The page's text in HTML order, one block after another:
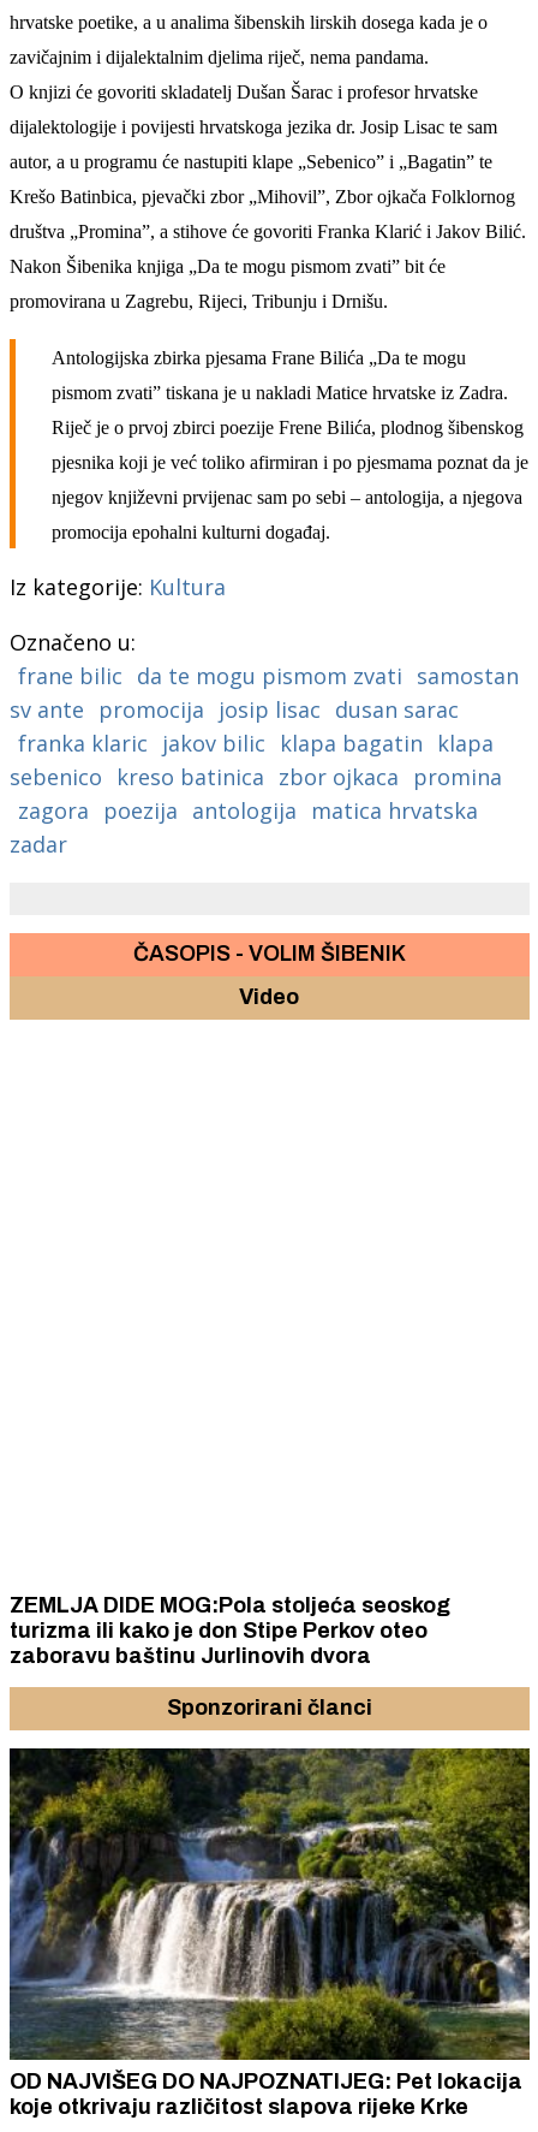
hrvatske poetike, a u analima šibenskih lirskih dosega kada je o
zavičajnim i dijalektalnim djelima riječ, nema pandama.
O knjizi će govoriti skladatelj Dušan Šarac i profesor hrvatske
dijalektologije i povijesti hrvatskoga jezika dr. Josip Lisac te sam
autor, a u programu će nastupiti klape „Sebenico” i „Bagatin” te
Krešo Batinbica, pjevački zbor „Mihovil”, Zbor ojkača Folklornog
društva „Promina”, a stihove će govoriti Franka Klarić i Jakov Bilić.
Nakon Šibenika knjiga „Da te mogu pismom zvati” bit će
promovirana u Zagrebu, Rijeci, Tribunju i Drnišu.
Antologijska zbirka pjesama Frane Bilića „Da te mogu
pismom zvati” tiskana je u nakladi Matice hrvatske iz Zadra.
Riječ je oprvoj zbirci poezije Frene Bilića, plodnog šibenskog
pjesnika koji je već toliko afirmiran i po pjesmama poznat da je
njegov književni prvijenac sam po sebi – antologija, a njegova
promocija epohalni kulturni događaj.
Iz kategorije: Kultura
Označeno u:
frane bilic da te mogu pismom zvati samostan
sv ante
promocija josip lisac dusan sarac
franka klaric
jakov bilic klapa bagatin
klapa
sebenico
kreso batinica zbor ojkaca
promina
zagora
poezija antologija
matica hrvatska
zadar
ČASOPIS - VOLIM ŠIBENIK
Video
ZEMLJA DIDE MOG:Pola stoljeća seoskog
turizma ili kako je don Stipe Perkov oteo
zaboravu baštinu Jurlinovih dvora
Sponzorirani članci
OD NAJVIŠEG DO NAJPOZNATIJEG: Pet lokacija
koje otkrivaju različitost slapova rijeke Krke